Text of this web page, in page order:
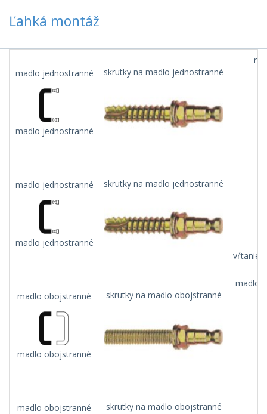
Ľahká montáž
madlo jednostranné
madlo jednostranné
skrutky na madlo jednostranné
madlo jednostranné
madlo jednostranné
skrutky na madlo jednostranné
vŕtanie
madlo obojstranné
madlo obojstranné
skrutky na madlo obojstranné
madlo
madlo obojstranné skrutky na madlo obojstranné